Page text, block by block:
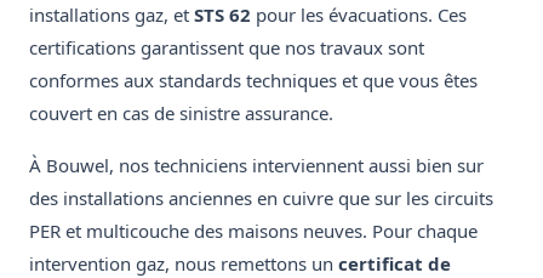
installations gaz, et STS 62 pour les évacuations. Ces
certifications garantissent que nos travaux sont
conformes aux standards techniques et que vous êtes
couvert en cas de sinistre assurance.
À Bouwel, nos techniciens interviennent aussi bien sur
des installations anciennes en cuivre que sur les circuits
PER et multicouche des maisons neuves. Pour chaque
intervention gaz, nous remettons un certificat de